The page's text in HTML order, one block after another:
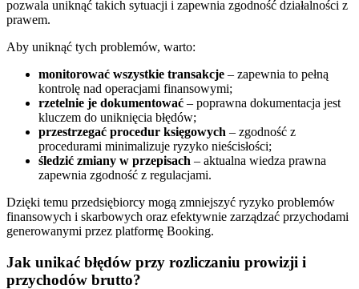
pozwala uniknąć takich sytuacji i zapewnia zgodność działalności z
prawem.
Aby uniknąć tych problemów, warto:
monitorować wszystkie transakcje – zapewnia to pełną
kontrolę nad operacjami finansowymi;
rzetelnie je dokumentować – poprawna dokumentacja jest
kluczem do uniknięcia błędów;
przestrzegać procedur księgowych – zgodność z
procedurami minimalizuje ryzyko nieścisłości;
śledzić zmiany w przepisach – aktualna wiedza prawna
zapewnia zgodność z regulacjami.
Dzięki temu przedsiębiorcy mogą zmniejszyć ryzyko problemów
finansowych i skarbowych oraz efektywnie zarządzać przychodami
generowanymi przez platformę Booking.
Jak unikać błędów przy rozliczaniu prowizji i
przychodów brutto?